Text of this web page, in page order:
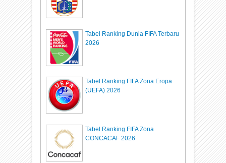
Tabel Ranking Dunia FIFA Terbaru
2026
Tabel Ranking FIFA Zona Eropa
(UEFA) 2026
Tabel Ranking FIFA Zona
CONCACAF 2026